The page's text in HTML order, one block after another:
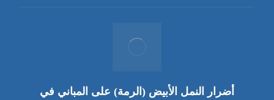
أضرار النمل الأبيض (الرمة) على المباني في